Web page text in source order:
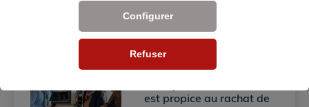
Soutenir ses enfants ou
petits-enfants grâce à la
donation : nos solutions
RAC
Publié le
est propice au rachat de
Refuser
Configurer